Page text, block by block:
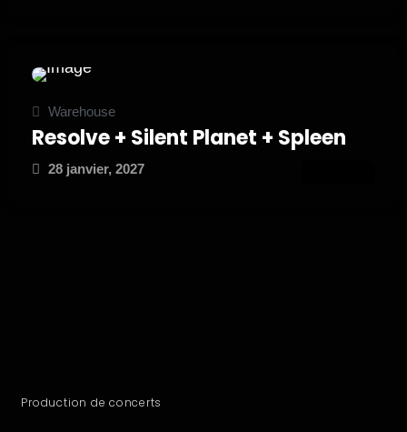
Warehouse
Resolve + Silent Planet + Spleen
28 janvier, 2027
Production de concerts